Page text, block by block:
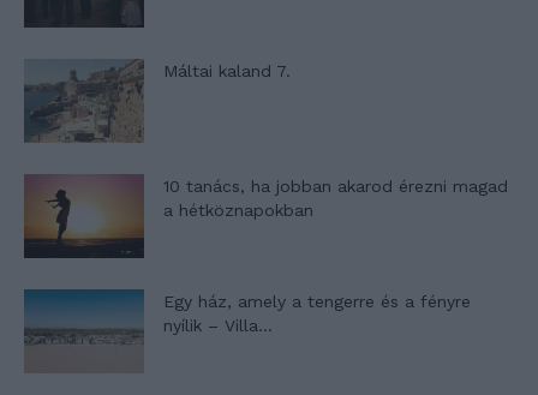
Máltai kaland 7.
10 tanács, ha jobban akarod érezni magad
a hétköznapokban
Egy ház, amely a tengerre és a fényre
nyílik – Villa...